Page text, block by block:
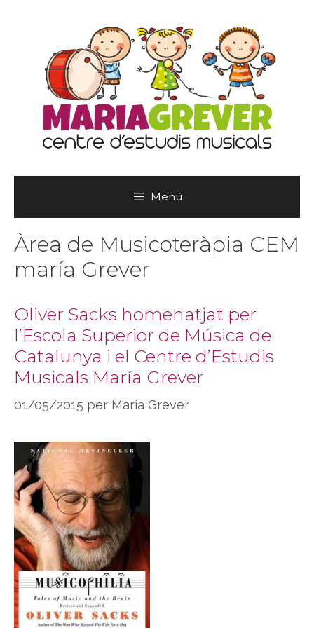
Menú
Àrea de Musicoteràpia CEM
maría Grever
Oliver Sacks homenatjat per
l’Escola Superior de Música de
Catalunya i el Centre d’Estudis
Musicals María Grever
01/05/2015 per Maria Grever